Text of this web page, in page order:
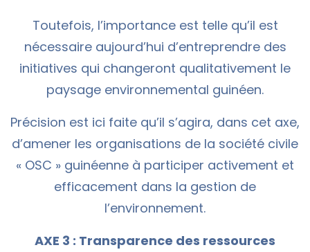
Toutefois, l’importance est telle qu’il est
nécessaire aujourd’hui d’entreprendre des
initiatives qui changeront qualitativement le
paysage environnemental guinéen.
Précision est ici faite qu’il s’agira, dans cet axe,
d’amener les organisations de la société civile
« OSC » guinéenne à participer activement et
efficacement dans la gestion de
l’environnement.
AXE 3 : Transparence des ressources